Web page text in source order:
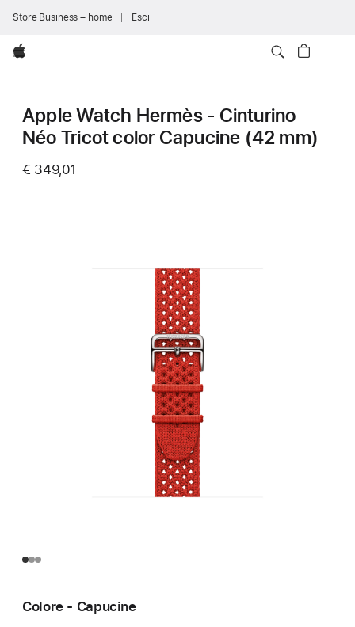
Store Business – home Esci
Apple
Apple Watch Hermès - Cinturino
Néo Tricot color Capucine (42 mm)
€ 349,01
Colore - Capucine